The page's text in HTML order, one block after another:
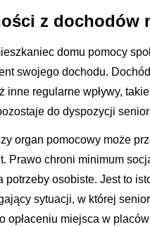
z dochodów
domu pomocy
swojego dochodu.
inne regularne wpływy,
do dyspozycji
organ pomocowy może
Prawo chroni minimum
osobiste. Jest to
sytuacji, w której
opłaceniu miejsca w